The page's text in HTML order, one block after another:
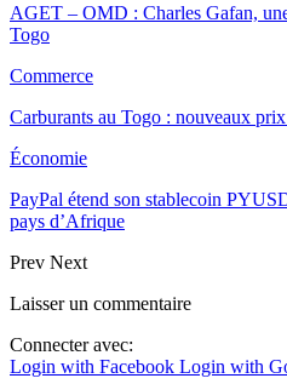
AGET – OMD : Charles Gafan,
Togo
Commerce
Carburants au Togo : nouveaux
Économie
PayPal étend son stablecoin
pays d’Afrique
Prev Next
Laisser un commentaire
Connecter avec:
Login with Facebook Login with